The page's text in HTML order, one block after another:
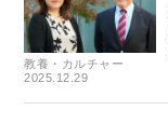
教養・カルチャー
2025.12.29